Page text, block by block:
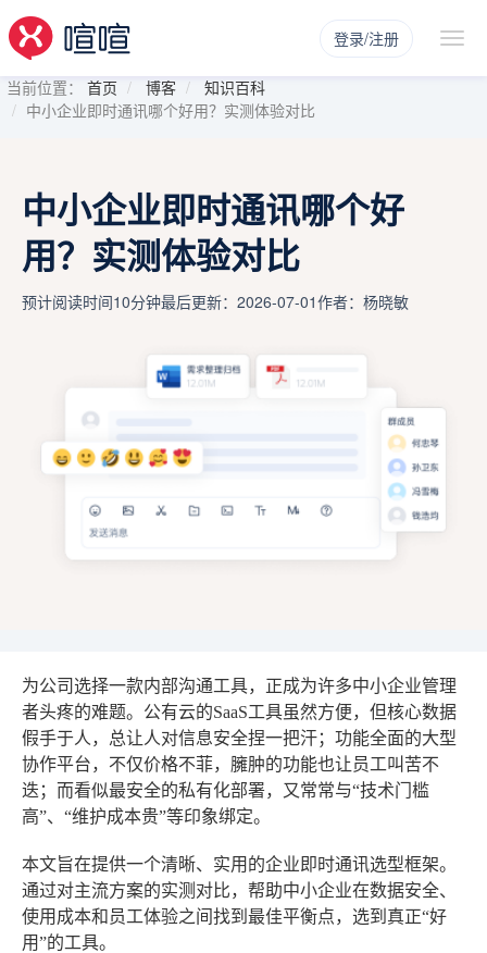
登录/注册
当前位置： 首页 博客
知识百科
中小企业即时通讯哪个好用？实测体验对比
中小企业即时通讯哪个好
用？实测体验对比
预计阅读时间10分钟最后更新：2026-07-01作者：杨晓敏
为公司选择一款内部沟通工具，正成为许多中小企业管理
者头疼的难题。公有云的SaaS工具虽然方便，但核心数据
假手于人，总让人对信息安全捏一把汗；功能全面的大型
协作平台，不仅价格不菲，臃肿的功能也让员工叫苦不
迭；而看似最安全的私有化部署，又常常与“技术门槛
高”、“维护成本贵”等印象绑定。
本文旨在提供一个清晰、实用的企业即时通讯选型框架。
通过对主流方案的实测对比，帮助中小企业在数据安全、
使用成本和员工体验之间找到最佳平衡点，选到真正“好
用”的工具。